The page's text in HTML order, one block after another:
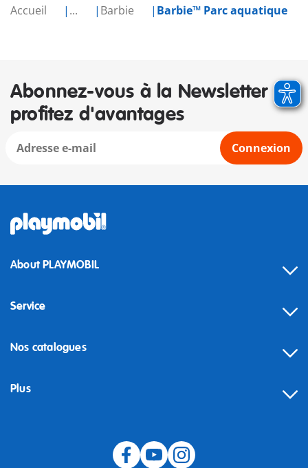
Accueil ... Barbie Barbie™ Parc aquatique
Abonnez-vous à la Newsletter et
profitez d'avantages
Connexion
About PLAYMOBIL
Service
Nos catalogues
Plus